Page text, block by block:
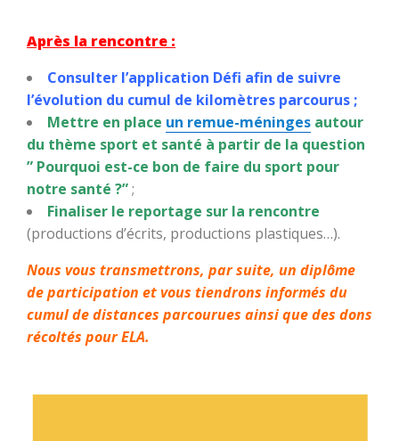
Après la rencontre :
Consulter l’application Défi afin de suivre
l’évolution du cumul de kilomètres parcourus ;
Mettre en place un remue-méninges autour
du thème sport et santé à partir de la question
” Pourquoi est-ce bon de faire du sport pour
notre santé ?”;
Finaliser le reportage sur la rencontre
(productions d’écrits, productions plastiques…).
Nous vous transmettrons, par suite, un diplôme
de participation et vous tiendrons informés du
cumul de distances parcourues ainsi que des dons
récoltés pour ELA.